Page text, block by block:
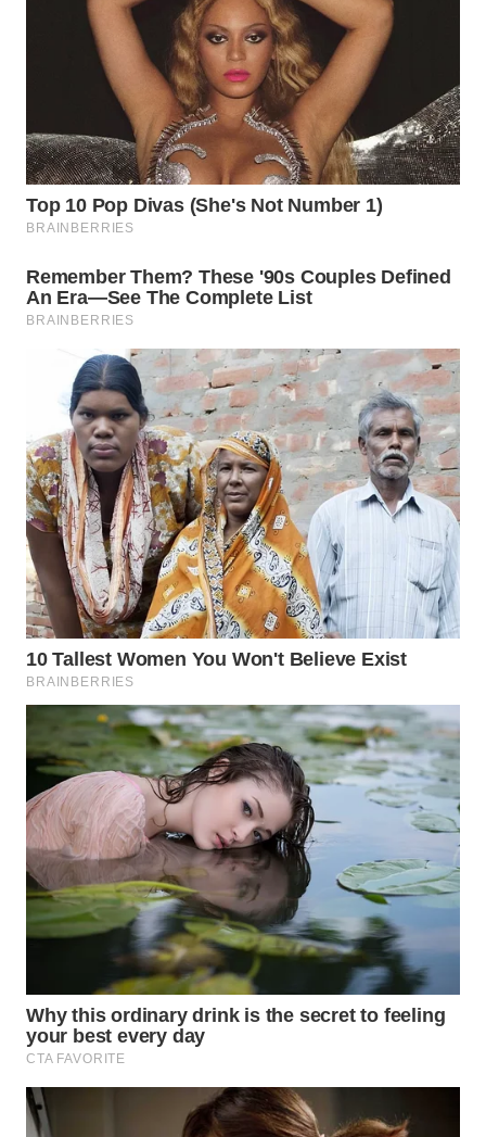
PRIANGAN
WN
SEMARANG
WN
WN
BOROBUDUR
WN
MADURA
WN
SURABAYA
WN
NATUNA
BINTAN
WN
MANDALIKA
WN
LIKUPANG
WN
LABUANBAJO
Wahana
Media
Group
WAHANA